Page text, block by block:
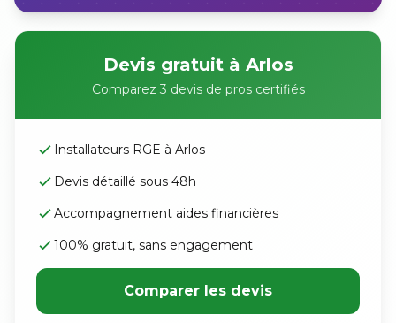
Devis gratuit à Arlos
Comparez 3 devis de pros certifiés
Installateurs RGE à Arlos
Devis détaillé sous 48h
Accompagnement aides financières
100% gratuit, sans engagement
Comparer les devis